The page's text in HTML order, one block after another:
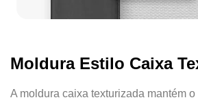
Moldura Estilo Caixa
A moldura caixa texturizada mantém